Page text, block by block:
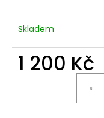
Skladem
1 200 Kč
e
m
e
MYŠ
Kč